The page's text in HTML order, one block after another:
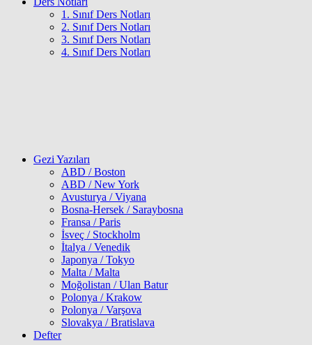
1. Sınıf Ders Notları
2. Sınıf Ders Notları
3. Sınıf Ders Notları
4. Sınıf Ders Notları
Gezi Yazıları
ABD / Boston
ABD / New York
Avusturya / Viyana
Bosna-Hersek / Saraybosna
Fransa / Paris
İsveç / Stockholm
İtalya / Venedik
Japonya / Tokyo
Malta / Malta
Moğolistan / Ulan Batur
Polonya / Krakow
Polonya / Varşova
Slovakya / Bratislava
Defter